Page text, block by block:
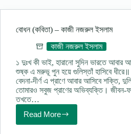
বোধন (কবিতা) – কাজী নজরুল ইসলাম
কাজী নজরুল ইসলাম
১ দুঃখ কী ভাই, হারানো সুদিন ভারতে আবার
শুষ্ক এ মরুভূ পুন হয়ে গুলিস্তাঁ হাসিবে
বেদনা-দীর্ণ এ প্রাণে আবার আসিবে শক্তি,
তোমারও সবুজ প্রাণের অভিব্যক্তি। জীবন-
তখতে…
Read More
বোধন
(কবিতা)